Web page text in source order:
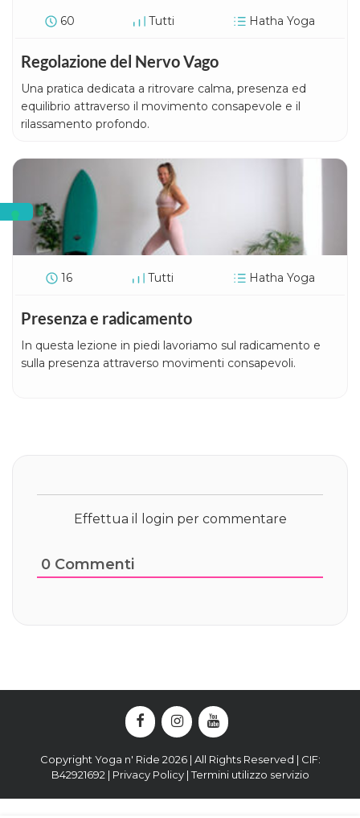
60 Tutti Hatha Yoga
Regolazione del Nervo Vago
Una pratica dedicata a ritrovare calma, presenza ed
equilibrio attraverso il movimento consapevole e il
rilassamento profondo.
16 Tutti Hatha Yoga
Presenza e radicamento
In questa lezione in piedi lavoriamo sul radicamento e
sulla presenza attraverso movimenti consapevoli.
Effettua il login per commentare
0 Commenti
Copyright Yoga n' Ride 2026 | All Rights Reserved | CIF:
B42921692 | Privacy Policy|Termini utilizzo servizio